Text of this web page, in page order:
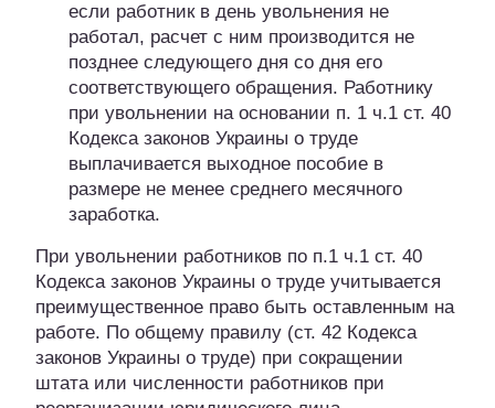
если работник в день увольнения не
работал, расчет с ним производится не
позднее следующего дня со дня его
соответствующего обращения. Работнику
при увольнении на основании п. 1 ч.1 ст. 40
Кодекса законов Украины о труде
выплачивается выходное пособие в
размере не менее среднего месячного
заработка.
При увольнении работников по п.1 ч.1 ст. 40
Кодекса законов Украины о труде учитывается
преимущественное право быть оставленным на
работе. По общему правилу (ст. 42 Кодекса
законов Украины о труде) при сокращении
штата или численности работников при